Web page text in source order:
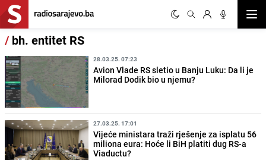
/ bh. entitet RS
28.03.25. 07:23
Avion Vlade RS sletio u Banju Luku: Da li je
Milorad Dodik bio u njemu?
27.03.25. 17:01
Vijeće ministara traži rješenje za isplatu 56
miliona eura: Hoće li BiH platiti dug RS-a
Viaductu?